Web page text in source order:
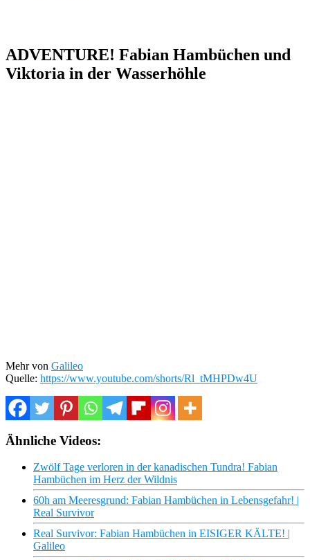
ADVENTURE! Fabian Hambüchen und
Viktoria in der Wasserhöhle
Mehr von Galileo
Quelle: https://www.youtube.com/shorts/Rl_tMHPDw4U
Ähnliche Videos:
Zwölf Tage verloren in der kanadischen Tundra! Fabian
Hambüchen im Herz der Wildnis
60h am Meeresgrund: Fabian Hambüchen in Lebensgefahr! |
Real Survivor
Real Survivor: Fabian Hambüchen in EISIGER KÄLTE! |
Galileo